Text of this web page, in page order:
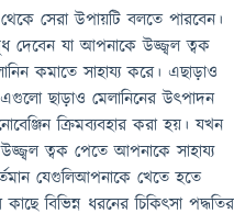
সেরা উপায়টি বলতে পারবেন।
দেবেন যা আপনাকে উজ্জ্বল ত্বক
কমাতে সাহায্য করে। এছাড়াও
ছাড়াও মেলানিনের উৎপাদন
ক্রিমব্যবহার করা হয়। যখন
ত্বক পেতে আপনাকে সাহায্য
যেগুলিআপনাকে খেতে হতে
বিভিন্ন ধরনের চিকিৎসা পদ্ধতির